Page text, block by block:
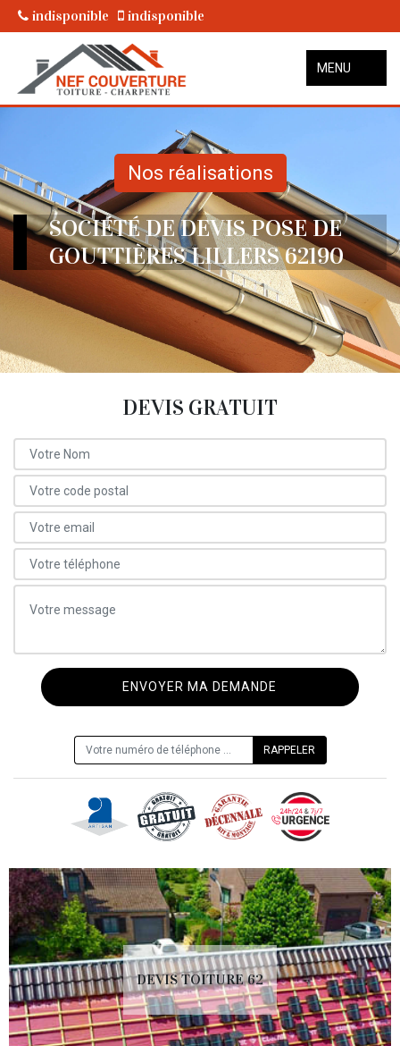
indisponible indisponible
MENU
Nos réalisations
SOCIÉTÉ DE DEVIS POSE DE
GOUTTIÈRES LILLERS 62190
DEVIS GRATUIT
DEVIS TOITURE 62